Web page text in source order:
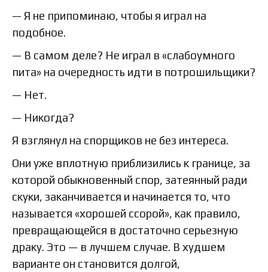
— Я не припоминаю, чтобы я играл на
подобное.
— В самом деле? Не играл в «слабоумного
пита» на очередность идти в потрошильщики?
— Нет.
— Никогда?
Я взглянул на спорщиков не без интереса.
Они уже вплотную приблизились к границе, за
которой обыкновенный спор, затеянный ради
скуки, заканчивается и начинается то, что
называется «хорошей ссорой», как правило,
превращающейся в достаточно серьезную
драку. Это — в лучшем случае. В худшем
варианте он становится долгой,